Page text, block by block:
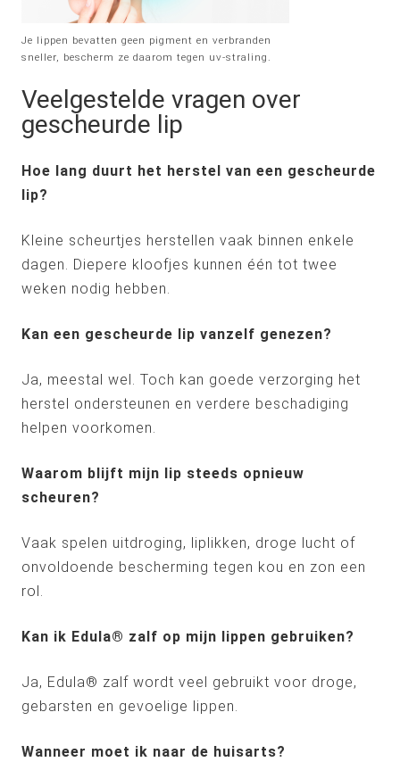
Je lippen bevatten geen pigment en verbranden
sneller, bescherm ze daarom tegen uv-straling.
Veelgestelde vragen over
gescheurde lip
Hoe lang duurt het herstel van een gescheurde
lip?
Kleine scheurtjes herstellen vaak binnen enkele
dagen. Diepere kloofjes kunnen één tot twee
weken nodig hebben.
Kan een gescheurde lip vanzelf genezen?
Ja, meestal wel. Toch kan goede verzorging het
herstel ondersteunen en verdere beschadiging
helpen voorkomen.
Waarom blijft mijn lip steeds opnieuw
scheuren?
Vaak spelen uitdroging, liplikken, droge lucht of
onvoldoende bescherming tegen kou en zon een
rol.
Kan ik Edula® zalf op mijn lippen gebruiken?
Ja, Edula® zalf wordt veel gebruikt voor droge,
gebarsten en gevoelige lippen.
Wanneer moet ik naar de huisarts?